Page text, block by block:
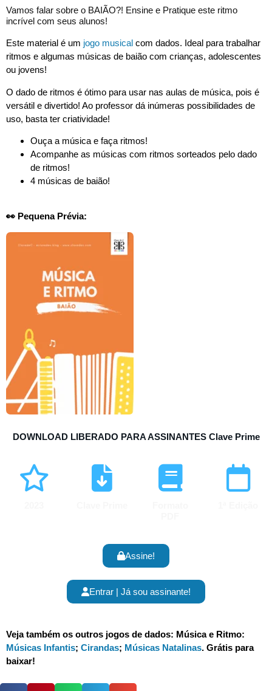
Vamos falar sobre o BAIÃO?! Ensine e Pratique este ritmo
incrível com seus alunos!
Este material é um jogo musical com dados. Ideal para trabalhar
ritmos e algumas músicas de baião com crianças, adolescentes
ou jovens!
O dado de ritmos é ótimo para usar nas aulas de música, pois é
versátil e divertido! Ao professor dá inúmeras possibilidades de
uso, basta ter criatividade!
Ouça a música e faça ritmos!
Acompanhe as músicas com ritmos sorteados pelo dado
de ritmos!
4 músicas de baião!
👀 Pequena Prévia:
DOWNLOAD LIBERADO PARA ASSINANTES Clave Prime
Assine!
Entrar | Já sou assinante!
Veja também os outros jogos de dados: Música e Ritmo:
Músicas Infantis; Cirandas; Músicas Natalinas. Grátis para
baixar!